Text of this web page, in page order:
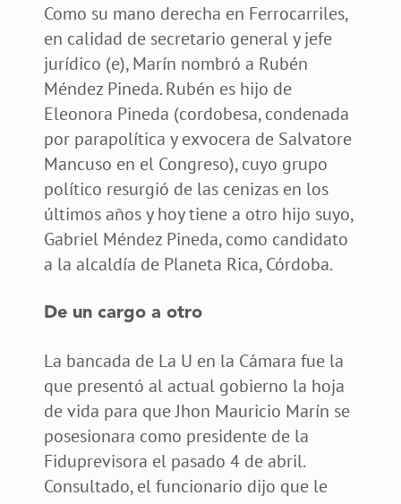
Como su mano derecha en Ferrocarriles,
en calidad de secretario general y jefe
jurídico (e), Marín nombró a Rubén
Méndez Pineda. Rubén es hijo de
Eleonora Pineda (cordobesa, condenada
por parapolítica y exvocera de Salvatore
Mancuso en el Congreso), cuyo grupo
político resurgió de las cenizas en los
últimos años y hoy tiene a otro hijo suyo,
Gabriel Méndez Pineda, como candidato
a la alcaldía de Planeta Rica, Córdoba.
De un cargo a otro
La bancada de La U en la Cámara fue la
que presentó al actual gobierno la hoja
de vida para que Jhon Mauricio Marín se
posesionara como presidente de la
Fiduprevisora el pasado 4 de abril.
Consultado, el funcionario dijo que le